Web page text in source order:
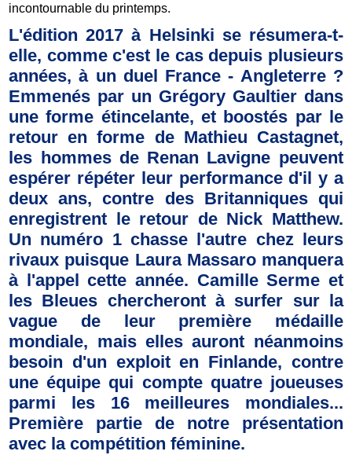
incontournable du printemps.
L'édition 2017 à Helsinki se résumera-t-
elle, comme c'est le cas depuis plusieurs
années, à un duel France - Angleterre ?
Emmenés par un Grégory Gaultier dans
une forme étincelante, et boostés par le
retour en forme de Mathieu Castagnet,
les hommes de Renan Lavigne peuvent
espérer répéter leur performance d'il y a
deux ans, contre des Britanniques qui
enregistrent le retour de Nick Matthew.
Un numéro 1 chasse l'autre chez leurs
rivaux puisque Laura Massaro manquera
à l'appel cette année. Camille Serme et
les Bleues chercheront à surfer sur la
vague de leur première médaille
mondiale, mais elles auront néanmoins
besoin d'un exploit en Finlande, contre
une équipe qui compte quatre joueuses
parmi les 16 meilleures mondiales...
Première partie de notre présentation
avec la compétition féminine.